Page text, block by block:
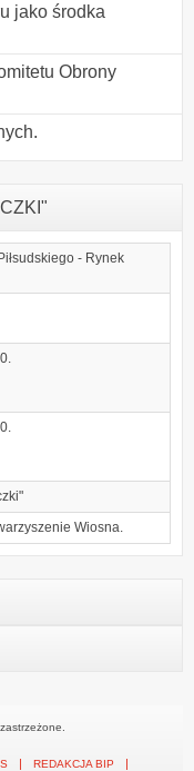
jako środka
Obrony
- Rynek
Wiosna.
REDAKCJA BIP